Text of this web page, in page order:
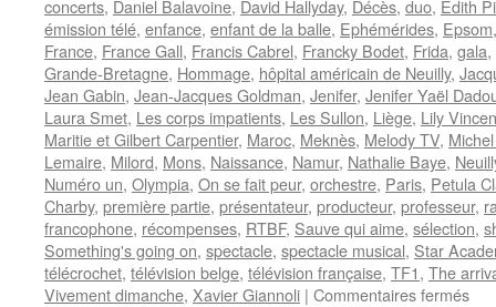
concerts, Daniel Balavoine, David Hallyday, Décès, duo, Edith
émission télé, enfance, enfant de la balle, Ephémérides, Epsom
France, France Gall, Francis Cabrel, Francky Bodet, Frida, gala,
Grande-Bretagne, Hommage, hôpital américain de Neuilly,
Jean Gabin, Jean-Jacques Goldman, Jenifer, Jenifer Yaël
Laura Smet, Les corps impatients, Les Sullon, Liège, Lily
Maritie et Gilbert Carpentier, Maroc, Meknès, Melody TV,
Lemaire, Milord, Mons, Naissance, Namur, Nathalie Baye,
Numéro un, Olympia, On se fait peur, orchestre, Paris, Petula
Charby, première partie, présentateur, producteur, professeur,
francophone, récompenses, RTBF, Sauve qui aime, sélection,
Something's going on, spectacle, spectacle musical, Star
télécrochet, télévision belge, télévision française, TF1, The
Vivement dimanche, Xavier Giannoli | Commentaires ferméssur